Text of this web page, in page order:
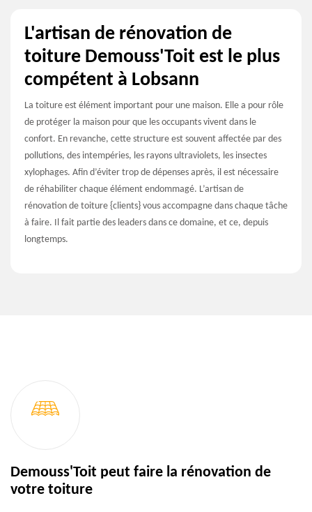
L'artisan de rénovation de
toiture Demouss'Toit est le plus
compétent à Lobsann
La toiture est élément important pour une maison. Elle a pour rôle
de protéger la maison pour que les occupants vivent dans le
confort. En revanche, cette structure est souvent affectée par des
pollutions, des intempéries, les rayons ultraviolets, les insectes
xylophages. Afin d’éviter trop de dépenses après, il est nécessaire
de réhabiliter chaque élément endommagé. L’artisan de
rénovation de toiture {clients} vous accompagne dans chaque tâche
à faire. Il fait partie des leaders dans ce domaine, et ce, depuis
longtemps.
Demouss'Toit peut faire la rénovation de
votre toiture